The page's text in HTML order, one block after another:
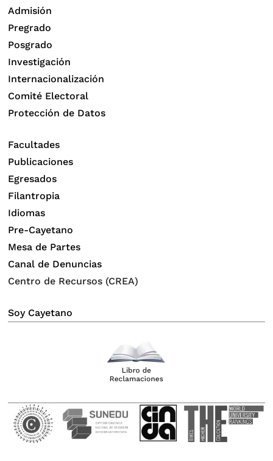
Admisión
Pregrado
Posgrado
Investigación
Internacionalización
Comité Electoral
Protección de Datos
Facultades
Publicaciones
Egresados
Filantropia
Idiomas
Pre-Cayetano
Mesa de Partes
Canal de Denuncias
Centro de Recursos (CREA)
Soy Cayetano